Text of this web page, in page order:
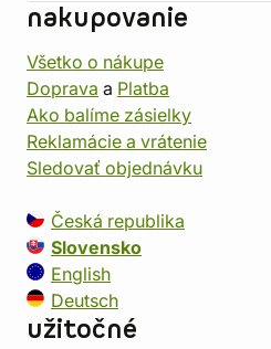
nakupovanie
Všetko o nákupe
Doprava a Platba
Ako balíme zásielky
Reklamácie a vrátenie
Sledovať objednávku
Česká republika
Slovensko
English
Deutsch
užitočné